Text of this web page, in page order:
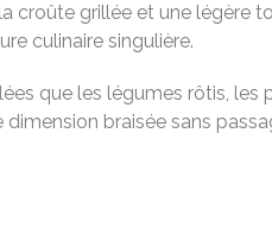
grillée et une légère
culinaire singulière.
que les légumes rôtis,
braisée sans